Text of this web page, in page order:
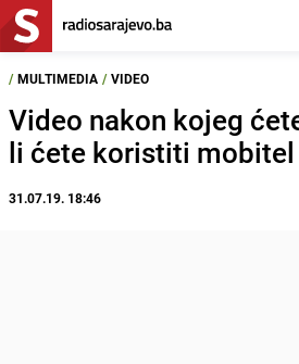
/ MULTIMEDIA / VIDEO
Video nakon kojeg
li ćete koristiti
31.07.19. 18:46